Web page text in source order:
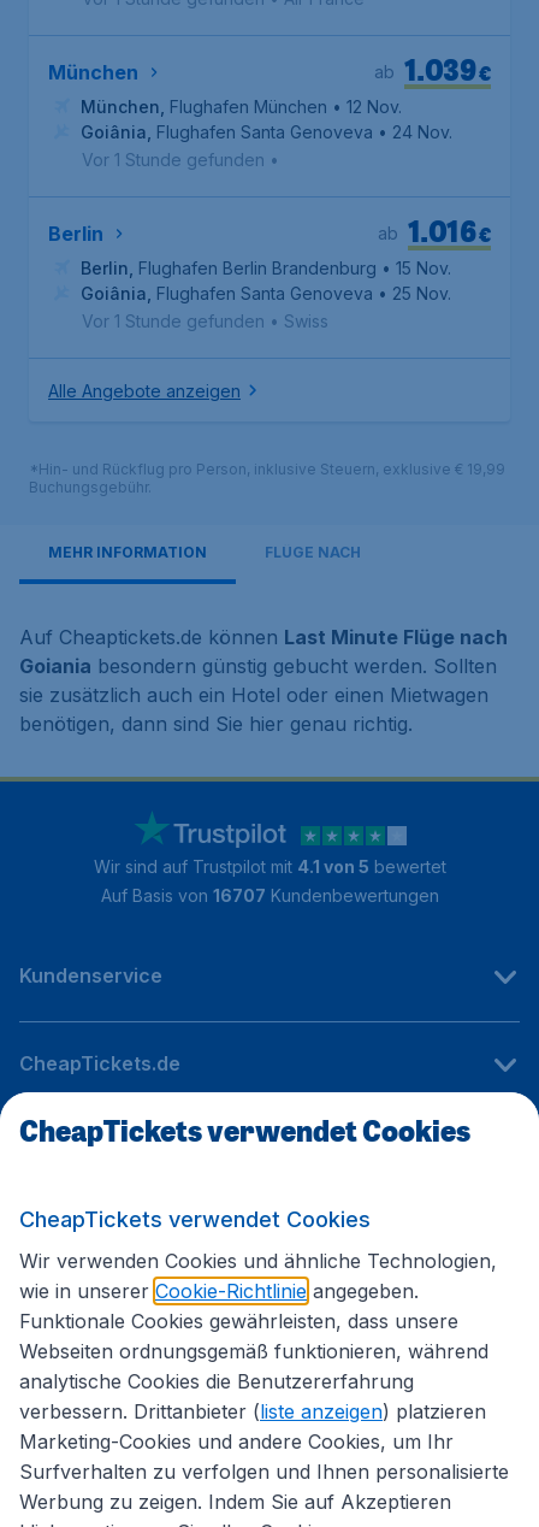
München €
1.039
ab
München Flughafen München • 12 Nov.
Goiânia Flughafen Santa Genoveva • 24 Nov.
Vor 1 Stunde gefunden •
Berlin €
1.016
ab
Berlin Flughafen Berlin Brandenburg • 15 Nov.
Goiânia Flughafen Santa Genoveva • 25 Nov.
Vor 1 Stunde gefunden • Swiss
Alle Angebote anzeigen
*Hin- und Rückflug pro Person, inklusive Steuern, exklusive € 19,99
Buchungsgebühr.
MEHR INFORMATION FLÜGE NACH
Auf Cheaptickets.de können Last Minute Flüge nach
Goiania besondern günstig gebucht werden. Sollten
sie zusätzlich auch ein Hotel oder einen Mietwagen
benötigen, dann sind Sie hier genau richtig.
Wir sind auf Trustpilot mit 4.1 von 5 bewertet
Auf Basis von 16707 Kundenbewertungen
Kundenservice
CheapTickets.de
Internationale Webseiten
Folgen Sie uns:
CheapTickets verwendet Cookies
CheapTickets verwendet Cookies
Wir verwenden Cookies und ähnliche Technologien,
wie in unserer Cookie-Richtlinie angegeben.
Funktionale Cookies gewährleisten, dass unsere
Webseiten ordnungsgemäß funktionieren, während
analytische Cookies die Benutzererfahrung
verbessern. Drittanbieter (liste anzeigen) platzieren
Marketing-Cookies und andere Cookies, um Ihr
Surfverhalten zu verfolgen und Ihnen personalisierte
Werbung zu zeigen. Indem Sie auf Akzeptieren